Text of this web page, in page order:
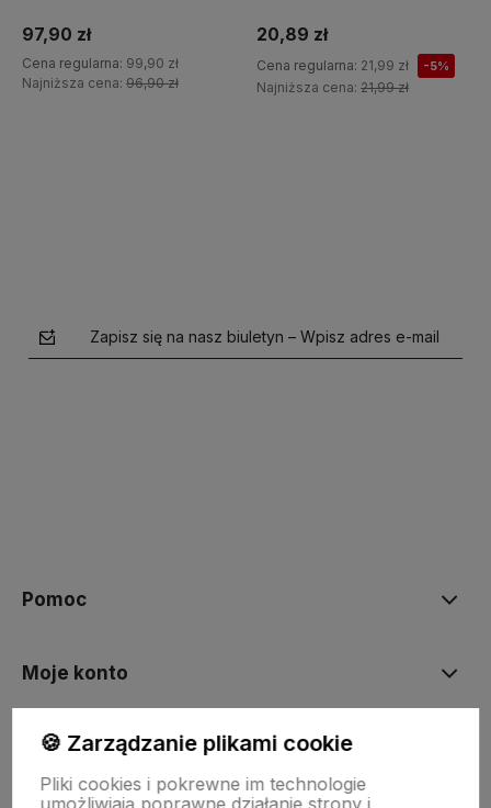
97,90 zł
Cena regularna: 99,90 zł
Najniższa cena: 96,90 zł
20,89 zł
Cena regularna: 21,99 zł -5%
Najniższa cena: 21,99 zł
Zapisz się na nasz biuletyn – Wpisz adres e-mail
Pomoc
Moje konto
Płatności i dostawa
🍪 Zarządzanie plikami cookie
Pliki cookies i pokrewne im technologie
umożliwiają poprawne działanie strony i